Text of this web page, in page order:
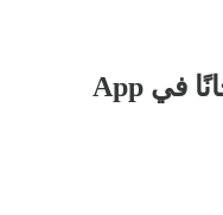
تابع قراءة هذا المنشور مجانًا في App